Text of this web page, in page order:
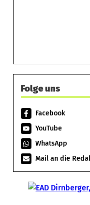
Folge uns
Facebook
YouTube
WhatsApp
Mail an die